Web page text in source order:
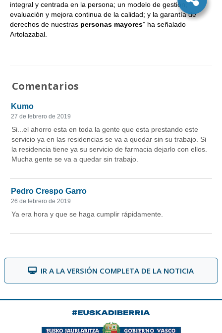
integral y centrada en la persona; un modelo de gestión,
evaluación y mejora continua de la calidad; y la garantía de
derechos de nuestras personas mayores” ha señalado
Artolazabal.
Comentarios
IR A LA VERSIÓN COMPLETA DE LA NOTICIA